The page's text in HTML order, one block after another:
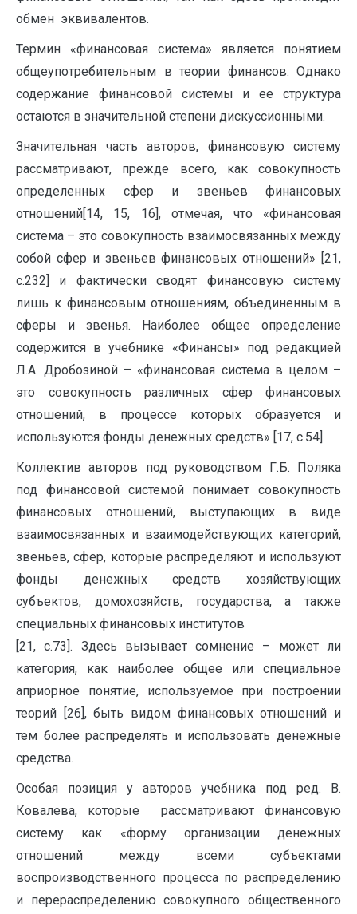
обмен эквивалентов.
Термин «финансовая система» является понятием
общеупотребительным в теории финансов. Однако
содержание финансовой системы и ее структура
остаются в значительной степени дискуссионными.
Значительная часть авторов, финансовую систему
рассматривают, прежде всего, как совокупность
опреде­ленных сфер и звеньев финансовых
отношений[14, 15, 16], отмечая, что «финансовая
система – это совокупность взаимосвязанных между
собой сфер и звеньев финансовых отношений» [21,
с.232] и фактически сводят финансовую систему
лишь к финансовым отношениям, объединенным в
сферы и звенья. Наиболее общее определение
содержится в учебнике «Финансы» под редакцией
Л.А. Дробозиной – «финансовая система в целом –
это совокупность различных сфер финансовых
отношений, в процессе которых образуется и
используются фонды денежных средств» [17, с.54].
Коллектив авторов под руководством Г.Б. Поляка
под финансовой системой понимает совокупность
финансовых отношений, выступающих в виде
взаимосвязанных и взаимодействующих категорий,
звеньев, сфер, которые распределяют и используют
фонды денежных средств хозяйствующих
субъектов, домохозяйств, государства, а также
специальных финансовых институтов
[21, с.73]. Здесь вызывает сомнение – может ли
категория, как наиболее общее или специальное
априорное понятие, используемое при построении
теорий [26], быть видом финансовых отношений и
тем более распределять и использовать денежные
средства.
Особая позиция у авторов учебника под ред. В.
Ковалева, которые рассматривают финансовую
систему как «форму организации денежных
отношений между всеми субъектами
воспроизводствен­ного процесса по распределению
и перераспределению совокупного общественного